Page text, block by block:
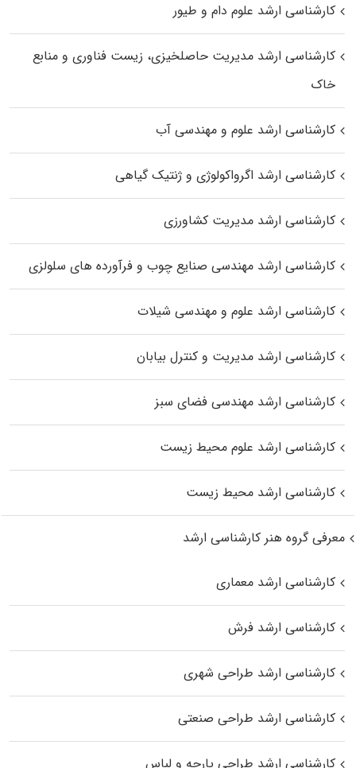
کارشناسی ارشد علوم دام و طیور
کارشناسی ارشد مدیریت حاصلخیزی، زیست فناوری و منابع
خاک
کارشناسی ارشد علوم و مهندسی آب
کارشناسی ارشد اگرواکولوژی و ژنتیک گیاهی
کارشناسی ارشد مدیریت کشاورزی
کارشناسی ارشد مهندسی صنایع چوب و فرآورده‌ های سلولزی
کارشناسی ارشد علوم و مهندسی شیلات
کارشناسی ارشد مدیریت و کنترل بیابان
کارشناسی ارشد مهندسی فضای سبز
کارشناسی ارشد علوم محیط‌ زیست
کارشناسی ارشد محیط زیست
معرفی گروه هنر کارشناسی ارشد
کارشناسی ارشد معماری
کارشناسی ارشد فرش
کارشناسی ارشد طراحی شهری
کارشناسی ارشد طراحی صنعتی
کارشناسی ارشد طراحی پارچه و لباس